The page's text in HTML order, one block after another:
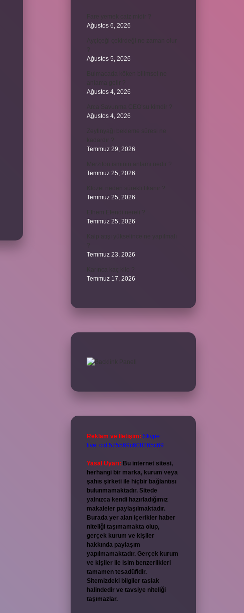
Ağustos 6, 2026
Ağustos 5, 2026
Ağustos 4, 2026
Ağustos 4, 2026
Temmuz 29, 2026
Temmuz 25, 2026
Temmuz 25, 2026
Temmuz 25, 2026
Temmuz 23, 2026
Temmuz 17, 2026
Reklam ve İletişim: Skype:
live:.cid.575569c608265c69
Yasal Uyarı: Bu internet sitesi,
herhangi bir marka, kurum veya
şahıs şirketi ile hiçbir bağlantısı
bulunmamaktadır. Sitede
yalnızca kendi hazırladığımız
makaleler paylaşılmaktadır.
Burada yer alan içerikler haber
niteliği taşımamakta olup,
gerçek kurum ve kişiler
hakkında paylaşım
yapılmamaktadır. Gerçek kurum
ve kişiler ile isim benzerlikleri
tamamen tesadüfidir.
Sitemizdeki bilgiler taslak
halindedir ve tavsiye niteliği
taşımazlar.